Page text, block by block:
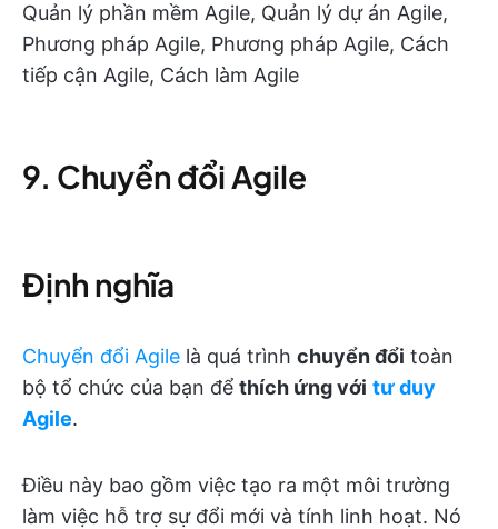
Quản lý phần mềm Agile, Quản lý dự án Agile,
Phương pháp Agile, Phương pháp Agile, Cách
tiếp cận Agile, Cách làm Agile
9. Chuyển đổi Agile
Định nghĩa
Chuyển đổi Agile là quá trình chuyển đổi toàn
bộ tổ chức của bạn để thích ứng với tư duy
Agile.
Điều này bao gồm việc tạo ra một môi trường
làm việc hỗ trợ sự đổi mới và tính linh hoạt. Nó